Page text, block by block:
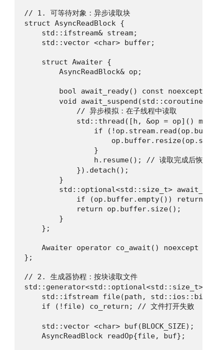
// 1. 可等待对象：异步读取块
struct AsyncReadBlock {
    std::ifstream& stream;
    std::vector <char> buffer;
    struct Awaiter {
        AsyncReadBlock& op;
bool await_ready() const noexcept {
void
            // 异步模拟：在子线程中读取
std::thread([h, &op = op]()
if
                }
h.resume(); // 读取完成后恢复
            }).detach();
        }
std::optional<std::size_t>
if (op.buffer.empty()) return
            return op.buffer.size();
        }
    };
Awaiter operator co_await() noexcept {
};
// 2. 生成器协程：按块读取文件
std::generator<std::optional<std::size_t>>
std::ifstream file(path,
    if (!file) co_return; // 文件打开失败
    std::vector <char> buf(BLOCK_SIZE);
    AsyncReadBlock readOp{file, buf};